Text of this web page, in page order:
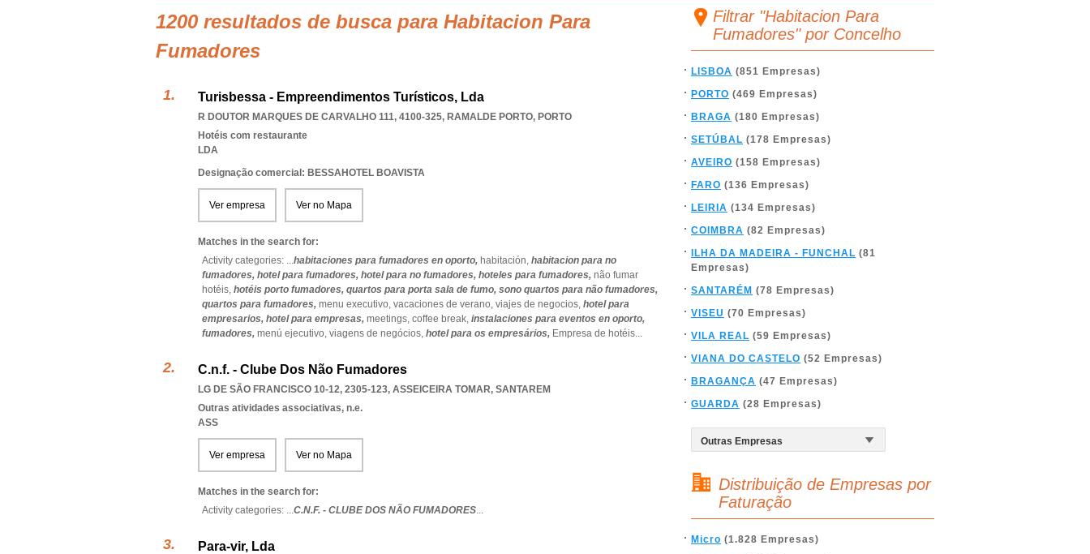
1200 resultados de busca para Habitacion Para
Fumadores
Turisbessa - Empreendimentos Turísticos, Lda
R DOUTOR MARQUES DE CARVALHO 111, 4100-325, RAMALDE PORTO, PORTO
Hotéis com restaurante
LDA
Designação comercial: BESSAHOTEL BOAVISTA
Ver empresa Ver no Mapa
Matches in the search for:
Activity categories: ...habitaciones para fumadores en oporto, habitación, habitacion para no
fumadores, hotel para fumadores, hotel para no fumadores, hoteles para fumadores, não fumar
hotéis, hotéis porto fumadores, quartos para porta sala de fumo, sono quartos para não fumadores,
quartos para fumadores, menu executivo, vacaciones de verano, viajes de negocios, hotel para
empresarios, hotel para empresas, meetings, coffee break, instalaciones para eventos en oporto,
fumadores, menú ejecutivo, viagens de negócios, hotel para os empresários, Empresa de hotéis...
C.n.f. - Clube Dos Não Fumadores
LG DE SÃO FRANCISCO 10-12, 2305-123, ASSEICEIRA TOMAR, SANTAREM
Outras atividades associativas, n.e.
ASS
Ver empresa Ver no Mapa
Matches in the search for:
Activity categories: ...C.N.F. - CLUBE DOS NÃO FUMADORES...
Para-vir, Lda
Filtrar "Habitacion Para
Fumadores" por Concelho
LISBOA (851 Empresas)
PORTO (469 Empresas)
BRAGA (180 Empresas)
SETÚBAL (178 Empresas)
AVEIRO (158 Empresas)
FARO (136 Empresas)
LEIRIA (134 Empresas)
COIMBRA (82 Empresas)
ILHA DA MADEIRA - FUNCHAL (81
Empresas)
SANTARÉM (78 Empresas)
VISEU (70 Empresas)
VILA REAL (59 Empresas)
VIANA DO CASTELO (52 Empresas)
BRAGANÇA (47 Empresas)
GUARDA (28 Empresas)
Distribuição de Empresas por
Faturação
Micro (1.828 Empresas)